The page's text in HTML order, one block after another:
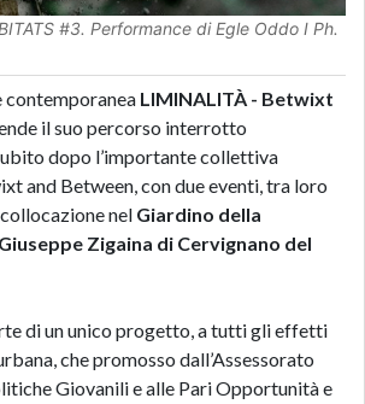
#3. Performance di Egle Oddo I Ph.
contemporanea LIMINALITÀ - Betwixt
il suo percorso interrotto
dopo l’importante collettiva
and Between, con due eventi, tra loro
nel Giardino della
Zigaina di Cervignano del
di un unico progetto, a tutti gli effetti
che promosso dall’Assessorato
Giovanili e alle Pari Opportunità e